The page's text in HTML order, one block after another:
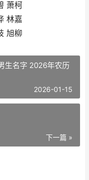
萧柯
林嘉
旭柳
生名字 2026年农历
2026-01-15
下一篇 »